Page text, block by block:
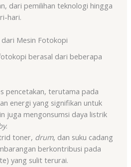
dari pemilihan teknologi hingga
hari.
Mesin Fotokopi
berasal dari beberapa
pencetakan, terutama pada
energi yang signifikan untuk
juga mengonsumsi daya listrik
.
toner, drum, dan suku cadang
berkontribusi pada
yang sulit terurai.